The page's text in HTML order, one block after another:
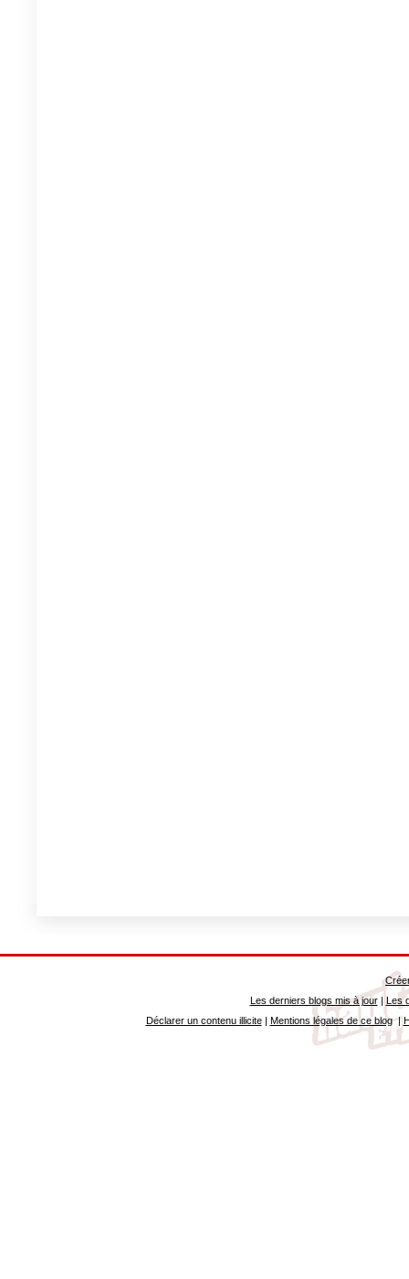
Les derniers blogs mis à jour| Les
Déclarer un contenu illicite| Mentions légales de ce blog|